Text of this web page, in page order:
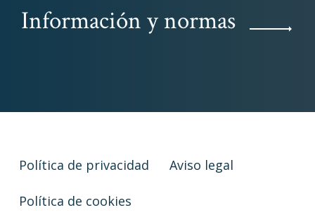
Información y normas
Política de privacidad Aviso legal
Política de cookies